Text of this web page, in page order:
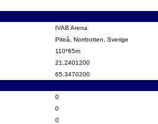
IVAB Arena
Piteå, Norrbotten, Sverige
110*65m
21.2401200
65.3470200
0
0
0